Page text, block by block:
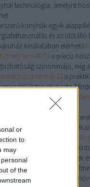
or
to
may
of the
technológia, amelyre
konyhák egyik
és az időtálló
kínálatában elérhető
termékről a precíz
szinonimája, míg a
termékről a
tökéletes ötvözete.
a szerelvénybolt
egészíti ki.
precizitás a fűtési
elkötelezettek számára a
a precíz hőelosztás
kialakítású osztótestek
a rendszer
a veszteségeket és